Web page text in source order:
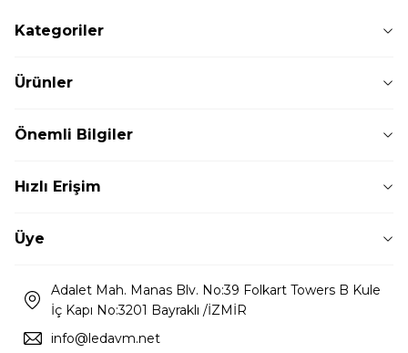
Kategoriler
Ürünler
Önemli Bilgiler
Hızlı Erişim
Üye
Adalet Mah. Manas Blv. No:39 Folkart Towers B Kule
İç Kapı No:3201 Bayraklı /İZMİR
info@ledavm.net